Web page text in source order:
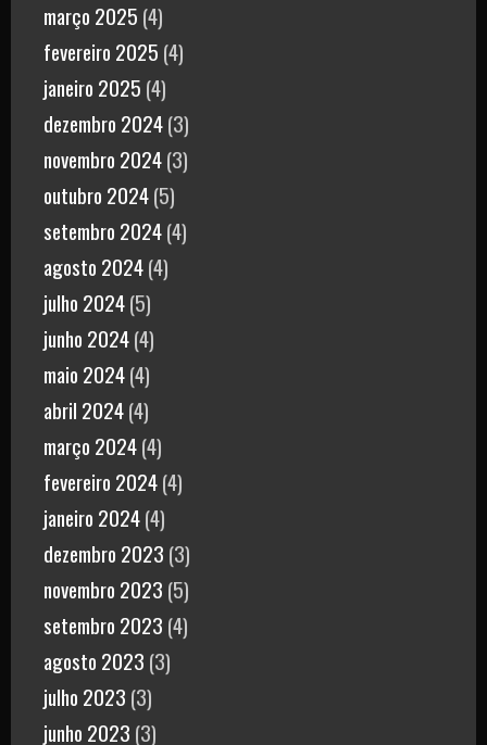
março 2025 (4)
fevereiro 2025 (4)
janeiro 2025 (4)
dezembro 2024(3)
novembro 2024(3)
outubro 2024(5)
setembro 2024(4)
agosto 2024(4)
julho 2024(5)
junho 2024(4)
maio 2024(4)
abril 2024(4)
março 2024(4)
fevereiro 2024(4)
janeiro 2024(4)
dezembro 2023 (3)
novembro 2023 (5)
setembro 2023 (4)
agosto 2023 (3)
julho 2023 (3)
junho 2023 (3)